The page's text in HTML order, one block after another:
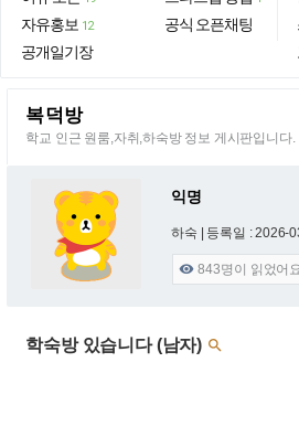
자유홍보 12
공개일기장
공식 오픈채팅
복덕방
학교 인근 원룸,자취,하숙방 정보 게시판입니다.
익명
하숙 | 등록일 : 2026-
 843명이 읽었어
학숙방 있습니다 (남자) 